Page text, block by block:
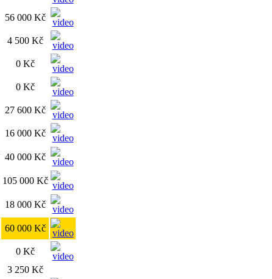
56 000 Kč
4 500 Kč
0 Kč
0 Kč
27 600 Kč
16 000 Kč
40 000 Kč
105 000 Kč
18 000 Kč
60 000 Kč
0 Kč
3 250 Kč